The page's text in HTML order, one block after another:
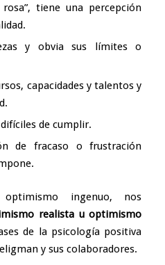
tiene una percepción
y obvia sus límites o
capacidades y talentos y
de cumplir.
de fracaso o frustración
ingenuo, nos
realista u optimismo
de la psicología positiva
y sus colaboradores.